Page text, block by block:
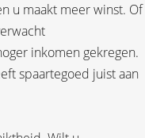
u maakt meer winst. Of
inkomen gekregen.
spaartegoed juist aan